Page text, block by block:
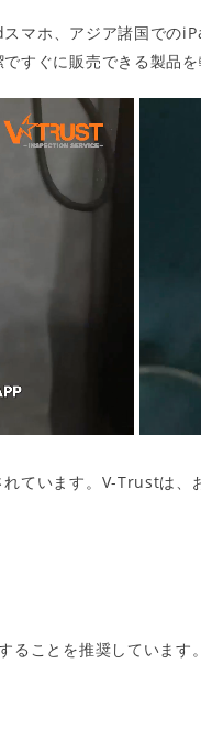
ホ、アジア諸国で
すぐに販売できる製品を
ています。V-Trustは、
ことを推奨しています。